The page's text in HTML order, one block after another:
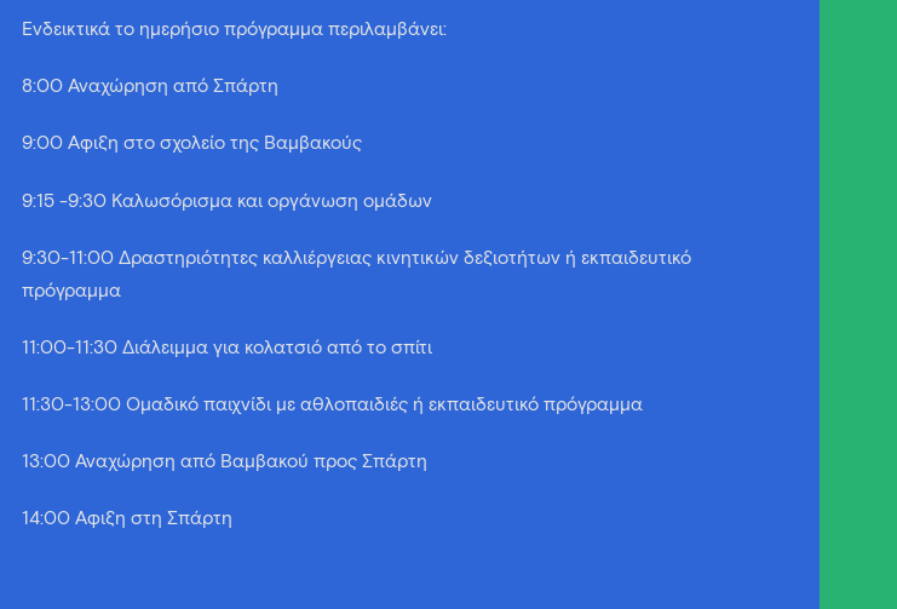
Ενδεικτικά το ημερήσιο πρόγραμμα περιλαμβάνει:
8:00 Αναχώρηση από Σπάρτη
9:00 Άφιξη στο σχολείο της Βαμβακούς
9:15 -9:30 Καλωσόρισμα και οργάνωση ομάδων
9:30-11:00 Δραστηριότητες καλλιέργειας κινητικών δεξιοτήτων ή εκπαιδευτικό
πρόγραμμα
11:00-11:30 Διάλειμμα για κολατσιό από το σπίτι
11:30-13:00 Ομαδικό παιχνίδι με αθλοπαιδιές ή εκπαιδευτικό πρόγραμμα
13:00 Αναχώρηση από Βαμβακού προς Σπάρτη
14:00 Άφιξη στη Σπάρτη